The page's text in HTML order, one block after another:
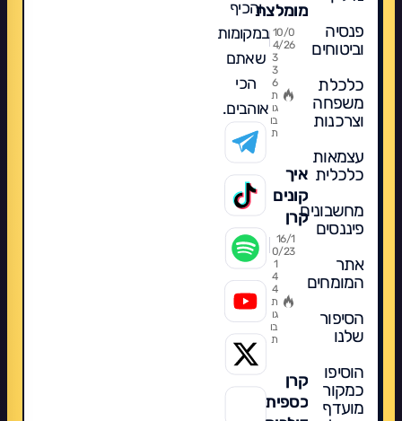
מומלצת
פופולרית
ומה
לקנות
לשנת
2026
10/0
4/26
3
3
6
ת
גו
בו
ת
איך
קונים
קרן
כספית?
16/1
0/23
1
4
4
ת
גו
בו
ת
קרן
כספית
פנסיה
וביטוחים
כלכלת
משפחה
וצרכנות
עצמאות
כלכלית
מחשבונים
פיננסים
אתר
המומחים
הסיפור
שלנו
הוסיפו
כמקור
מועדף
והכיף
במקומות
שאתם
הכי
אוהבים.